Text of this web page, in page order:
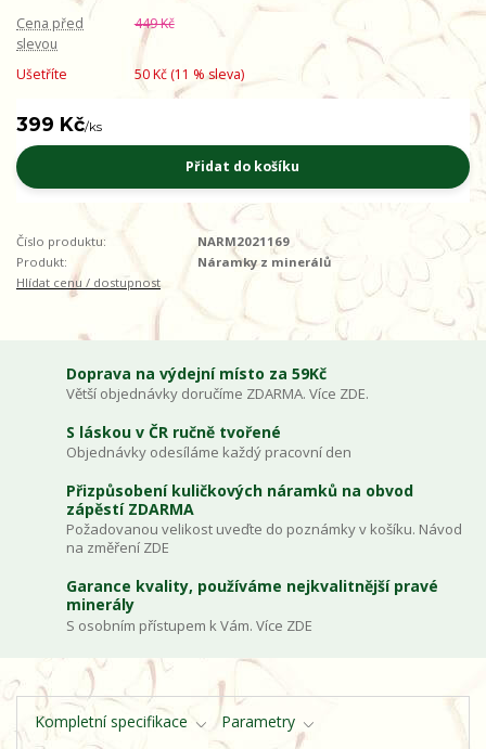
Cena před
slevou
449 Kč
Ušetříte 50 Kč (11 % sleva)
399 Kč/ks
Přidat do košíku
Číslo produktu:
NARM2021169
Produkt:
Náramky z minerálů
Hlídat cenu / dostupnost
Doprava na výdejní místo za 59Kč
Větší objednávky doručíme ZDARMA. Více ZDE.
S láskou v ČR ručně tvořené
Objednávky odesíláme každý pracovní den
Přizpůsobení kuličkových náramků na obvod
zápěstí ZDARMA
Požadovanou velikost uveďte do poznámky v košíku. Návod
na změření ZDE
Garance kvality, používáme nejkvalitnější pravé
minerály
S osobním přístupem k Vám. Více ZDE
Kompletní specifikace
Parametry